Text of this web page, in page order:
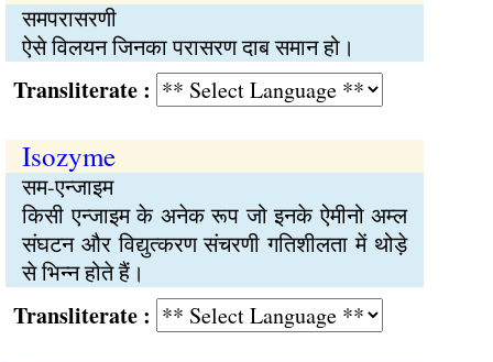
समपरासरणी
ऐसे विलयन जिनका परासरण दाब समान हो।
:
Isozyme
सम-एन्जाइम
किसी एन्जाइम के अनेक रूप जो इनके ऐमीनो अम्ल
संघटन और विद्युत्करण संचरणी गतिशीलता में थोड़े
से भिन्न होते हैं।
: